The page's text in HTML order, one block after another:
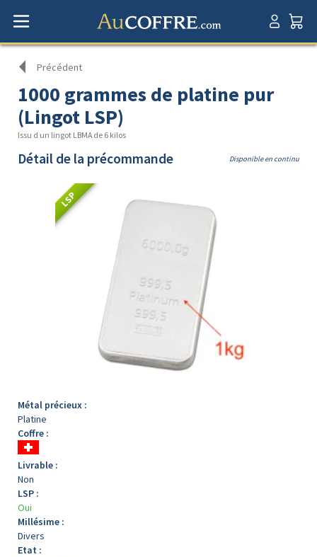
Précédent
1000 grammes de platine pur
(Lingot LSP)
Issu d un lingot LBMA de 6 kilos
Détail de la précommande Disponible en continu
LSP
Métal précieux :
Platine
Coffre :
Livrable :
Non
LSP :
Oui
Millésime :
Divers
Etat :